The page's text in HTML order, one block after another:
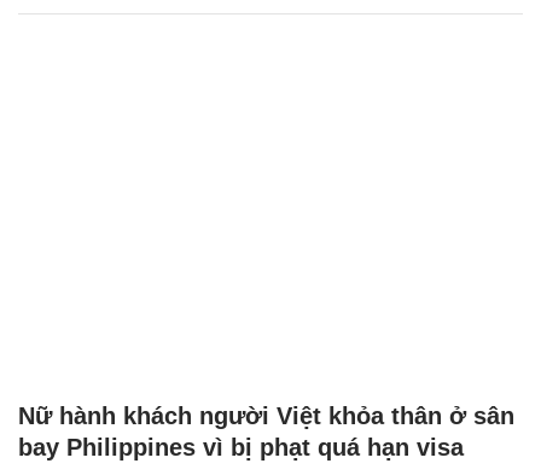
Nữ hành khách người Việt khỏa thân ở sân
bay Philippines vì bị phạt quá hạn visa